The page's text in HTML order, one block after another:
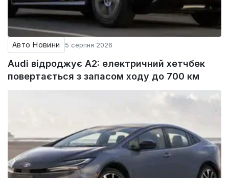
Авто Новини 5 серпня 2026
Audi відроджує A2: електричний хетчбек
повертається з запасом ходу до 700 км